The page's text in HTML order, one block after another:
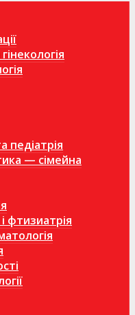
педіатрія
— сімейна
фтизиатрія